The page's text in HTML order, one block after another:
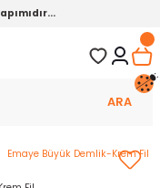
ARA
Emaye Büyük Demlik-Krem Fil